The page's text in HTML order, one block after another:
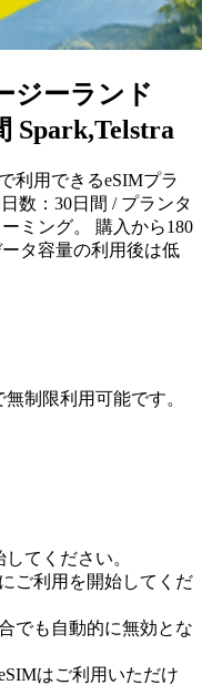
ジーランド
Spark,Telstra
利用できるeSIMプラ
数：30日間 / プランタ
ミング。 購入から180
タ容量の利用後は低
制限利用可能です。
てください。
ご利用を開始してくだ
でも自動的に無効とな
はご利用いただけ